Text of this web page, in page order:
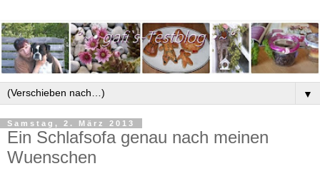
▼
Samstag, 2. März 2013
Ein Schlafsofa genau nach meinen
Wuenschen